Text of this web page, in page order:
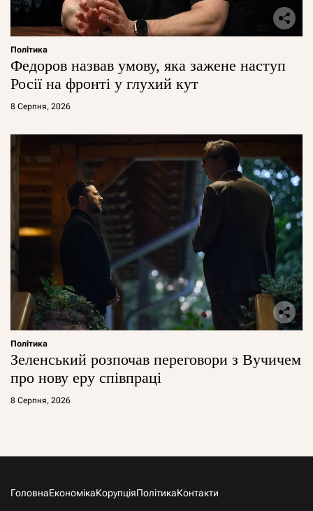
Політика
Федоров назвав умову, яка зажене наступ
Росії на фронті у глухий кут
8 Серпня, 2026
Політика
Зеленський розпочав переговори з Вучичем
про нову еру співпраці
8 Серпня, 2026
ГоловнаЕкономікаКорупціяПолітикаКонтакти